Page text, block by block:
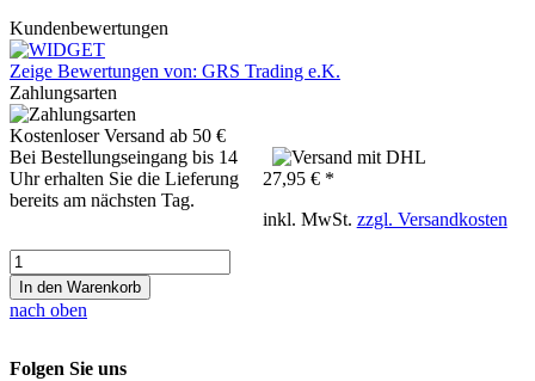
Kundenbewertungen
Zeige Bewertungen von: GRS Trading e.K.
Zahlungsarten
Kostenloser Versand ab 50 €
Bei Bestellungseingang bis 14
Uhr erhalten Sie die Lieferung
bereits am nächsten Tag.
27,95 € *
inkl. MwSt. zzgl. Versandkosten
In den Warenkorb
nach oben
Folgen Sie uns